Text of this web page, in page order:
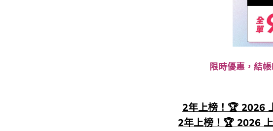
限時優惠，結
2年上榜！🏆 2026
2年上榜！🏆 2026